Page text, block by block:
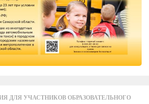
ДЛЯ УЧАСТНИКОВ ОБРАЗОВАТЕЛЬНОГО